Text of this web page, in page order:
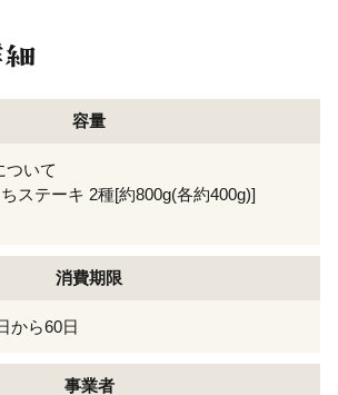
容量
ついて
ステーキ 2種[約800g(各約400g)]
消費期限
から60日
事業者